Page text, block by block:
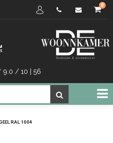
9.0 / 10 56
0
RAL 1004